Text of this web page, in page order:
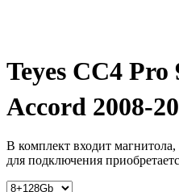
Teyes CC4
Accord 2008-
В комплект входит
для подключения